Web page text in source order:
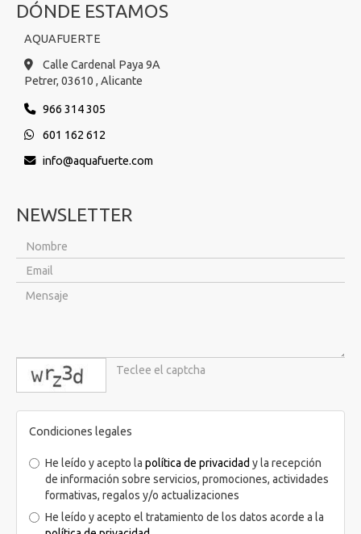
DÓNDE ESTAMOS
AQUAFUERTE
Calle Cardenal Paya 9A
Petrer, 03610 , Alicante
966 314 305
601 162 612
info
aquafuerte.com
NEWSLETTER
captcha
Condiciones legales
He leído y acepto la política de privacidad y la recepción
de información sobre servicios, promociones, actividades
formativas, regalos y/o actualizaciones
He leído y acepto el tratamiento de los datos acorde a la